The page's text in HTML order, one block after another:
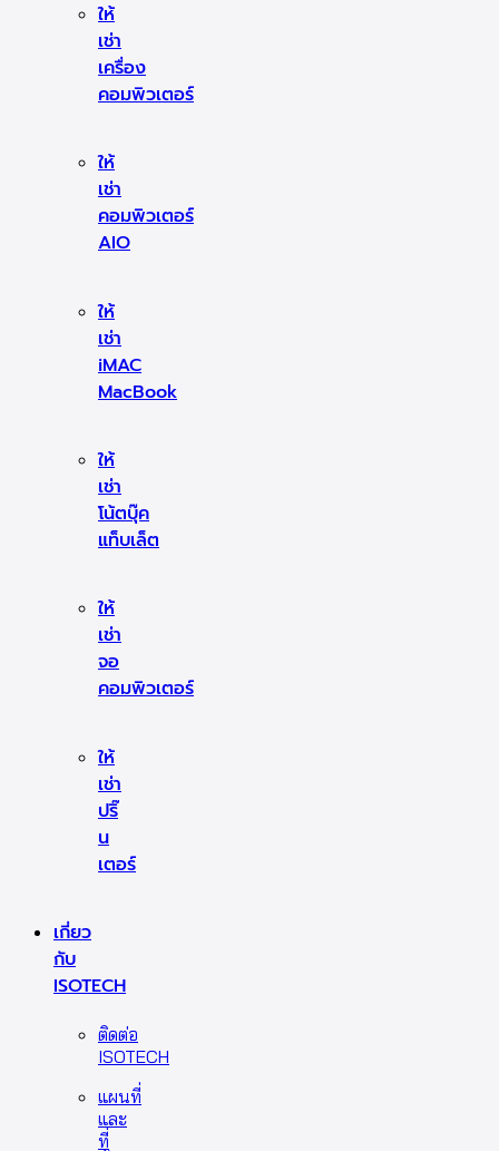
ให้
เช่า
เครื่อง
คอมพิวเตอร์
ให้
เช่า
คอมพิวเตอร์
AIO
ให้
เช่า
iMAC
MacBook
ให้
เช่า
โน้ตบุ๊ค
แท็บเล็ต
ให้
เช่า
จอ
คอมพิวเตอร์
ให้
เช่า
ปริ๊
น
เตอร์
เกี่ยว
กับ
ISOTECH
ติดต่อ
ISOTECH
แผนที่
และ
ที่